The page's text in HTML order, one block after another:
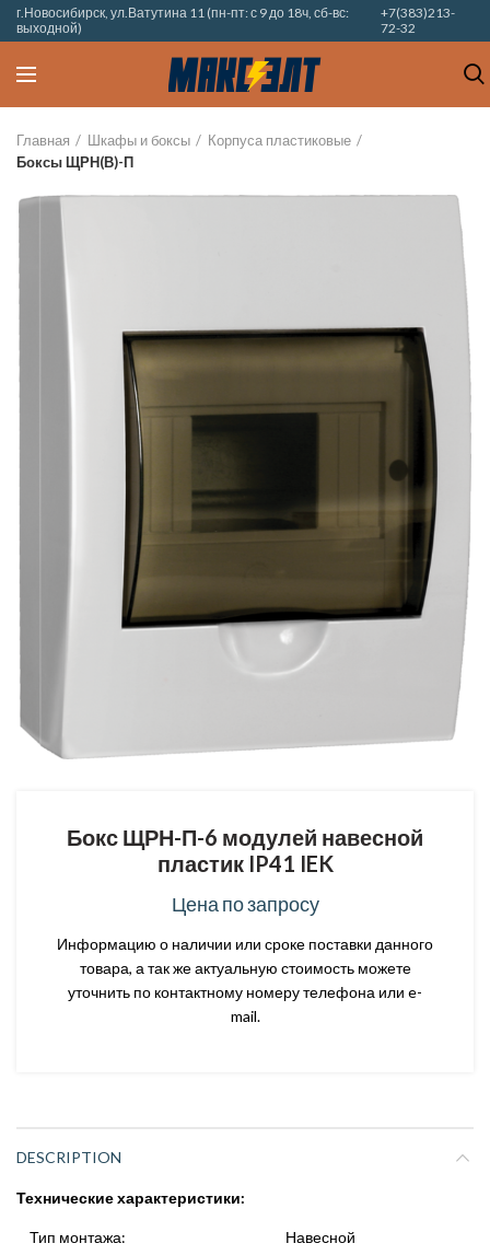
г.Новосибирск, ул.Ватутина 11 (пн-пт: с 9 до 18ч, сб-вс:
выходной)
+7(383)213-
72-32
Главная Шкафы и боксы
Корпуса пластиковые
Боксы ЩРН(В)-П
Бокс ЩРН-П-6 модулей навесной
пластик IP41 IEK
Цена по запросу
Информацию о наличии или сроке поставки данного
товара, а так же актуальную стоимость можете
уточнить по контактному номеру телефона или e-
mail.
DESCRIPTION
Технические характеристики:
Тип монтажа: Навесной